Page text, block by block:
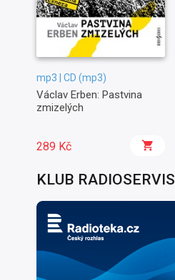
mp3 | CD (mp3)
Václav Erben: Pastvina
zmizelých
289 Kč
KLUB RADIOSERVIS